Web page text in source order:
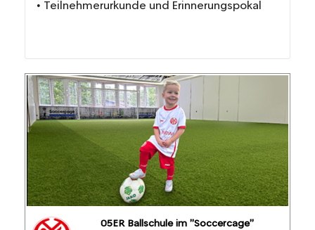
• Teilnehmerurkunde und Erinnerungspokal
05ER Ballschule im "Soccercage"